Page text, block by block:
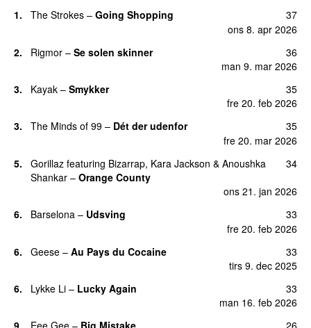
1. The Strokes – Going Shopping
ons 8. apr 2026
37
2. Rigmor – Se solen skinner
man 9. mar 2026
36
3. Kayak – Smykker
fre 20. feb 2026
35
3. The Minds of 99 – Dét der udenfor
fre 20. mar 2026
35
5. Gorillaz featuring Bizarrap, Kara Jackson & Anoushka
Shankar – Orange County
ons 21. jan 2026
34
6. Barselona – Udsving
fre 20. feb 2026
33
6. Geese – Au Pays du Cocaine
tirs 9. dec 2025
33
6. Lykke Li – Lucky Again
man 16. feb 2026
33